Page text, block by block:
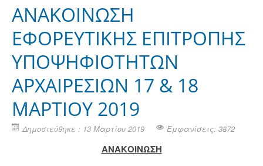
ΑΝΑΚΟΙΝΩΣΗ
ΕΦΟΡΕΥΤΙΚΗΣ ΕΠΙΤΡΟΠΗΣ
ΥΠΟΨΗΦΙΟΤΗΤΩΝ
ΑΡΧΑΙΡΕΣΙΩΝ 17 & 18
ΜΑΡΤΙΟΥ 2019
Δημοσιεύθηκε : 13 Μαρτίου 2019 Εμφανίσεις: 3872
ΑΝΑΚΟΙΝΩΣΗ